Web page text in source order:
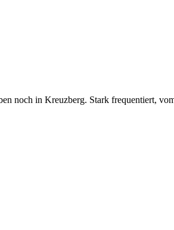
noch in Kreuzberg. Stark frequentiert,